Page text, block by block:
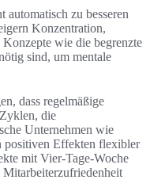
zu besseren
Konzentration,
wie die begrenzte
sind, um mentale
dass regelmäßige
die
Unternehmen wie
positiven Effekten flexibler
mit Vier-Tage-Woche
Mitarbeiterzufriedenheit